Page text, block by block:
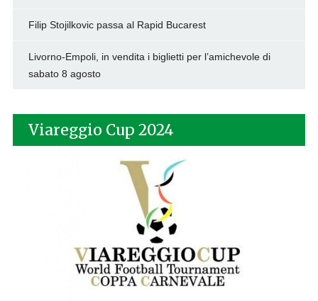
Filip Stojilkovic passa al Rapid Bucarest
Livorno-Empoli, in vendita i biglietti per l’amichevole di
sabato 8 agosto
Viareggio Cup 2024